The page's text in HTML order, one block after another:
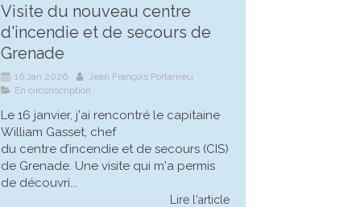
Visite du nouveau centre
d'incendie et de secours de
Grenade
16 Jan 2026
Jean François Portarrieu
En circonscription
Le 16 janvier, j'ai rencontré le capitaine
William Gasset, chef
du centre d’incendie et de secours (CIS)
de Grenade. Une visite qui m'a permis
de découvri...
Lire l'article